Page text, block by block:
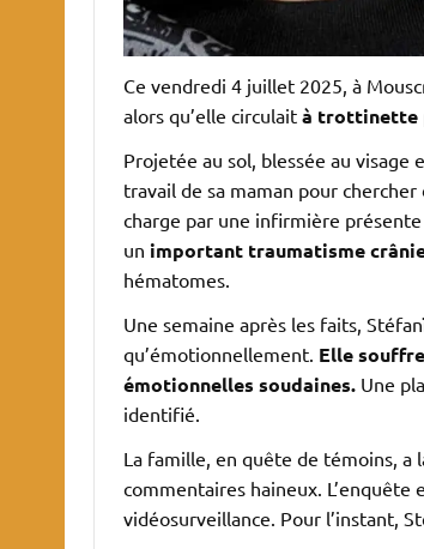
Ce vendredi 4 juillet 2025, à
alors qu’elle circulait à trottinette
Projetée au sol, blessée au visage
travail de sa maman pour chercher
charge par une infirmière
un important traumatisme
hématomes.
Une semaine après les faits,
qu’émotionnellement. Elle
émotionnelles soudaines.Une
identifié.
La famille, en quête de témoins, a
commentaires haineux. L’enquête
vidéosurveillance. Pour l’instant,